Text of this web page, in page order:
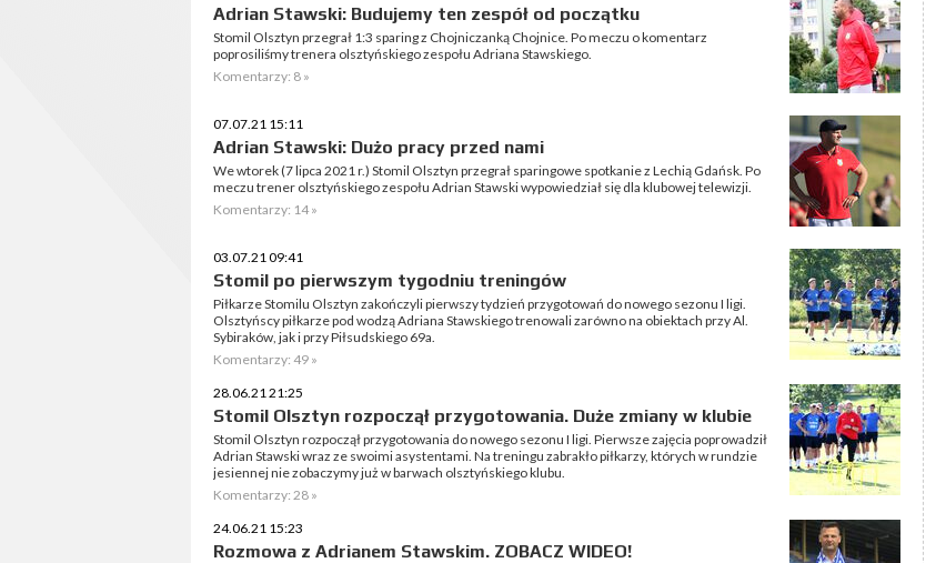
Adrian Stawski: Budujemy ten zespół od początku
Stomil Olsztyn przegrał 1:3 sparing z Chojniczanką Chojnice. Po meczu o komentarz
poprosiliśmy trenera olsztyńskiego zespołu Adriana Stawskiego.
Komentarzy: 8 »
07.07.21 15:11
Adrian Stawski: Dużo pracy przed nami
We wtorek (7 lipca 2021 r.) Stomil Olsztyn przegrał sparingowe spotkanie z Lechią Gdańsk. Po
meczu trener olsztyńskiego zespołu Adrian Stawski wypowiedział się dla klubowej telewizji.
Komentarzy: 14 »
03.07.21 09:41
Stomil po pierwszym tygodniu treningów
Piłkarze Stomilu Olsztyn zakończyli pierwszy tydzień przygotowań do nowego sezonu I ligi.
Olsztyńscy piłkarze pod wodzą Adriana Stawskiego trenowali zarówno na obiektach przy Al.
Sybiraków, jak i przy Piłsudskiego 69a.
Komentarzy: 49 »
28.06.21 21:25
Stomil Olsztyn rozpoczął przygotowania. Duże zmiany w klubie
Stomil Olsztyn rozpoczął przygotowania do nowego sezonu I ligi. Pierwsze zajęcia poprowadził
Adrian Stawski wraz ze swoimi asystentami. Na treningu zabrakło piłkarzy, których w rundzie
jesiennej nie zobaczymy już w barwach olsztyńskiego klubu.
Komentarzy: 28 »
24.06.21 15:23
Rozmowa z Adrianem Stawskim. ZOBACZ WIDEO!